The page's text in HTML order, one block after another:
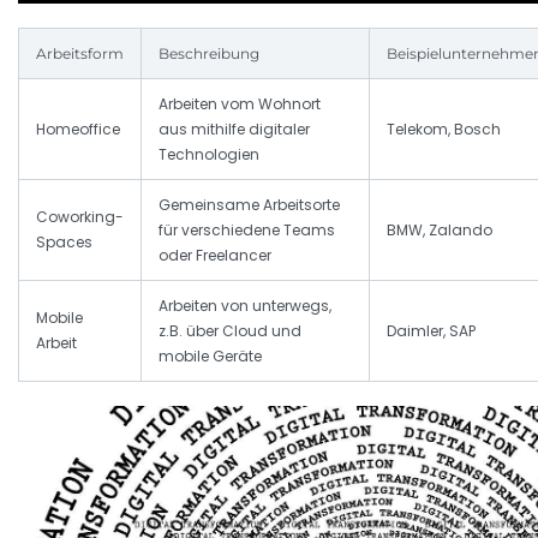
Arbeitsform Beschreibung
Homeoffice
Arbeiten vom Wohnort
aus mithilfe digitaler
Technologien
Telekom, Bosch
Coworking-
Spaces
Gemeinsame Arbeitsorte
für verschiedene Teams
oder Freelancer
BMW, Zalando
Mobile
Arbeit
Arbeiten von unterwegs,
z.B. über Cloud und
mobile Geräte
Daimler, SAP